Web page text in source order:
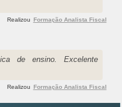
Realizou Formação Analista Fiscal
de ensino. Excelente
Realizou Formação Analista Fiscal